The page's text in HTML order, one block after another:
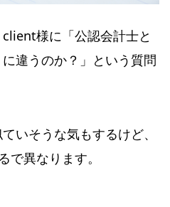
様に「公認会計士と
違うのか？」という質問
いそうな気もするけど、
異なります。